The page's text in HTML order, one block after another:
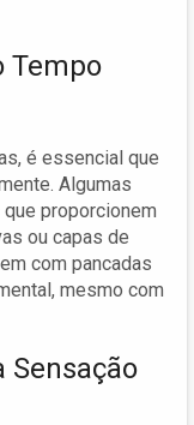
Tempo
é essencial que
Algumas
proporcionem
ou capas de
com pancadas
mesmo com
Sensação